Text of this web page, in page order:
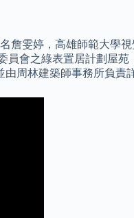
詹雯婷，高雄師範大學
會之綠表置居計劃屋
周林建築師事務所負責